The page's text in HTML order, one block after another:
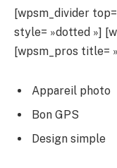
[wpsm_divider
style= »dotted »]
[wpsm_pros title=
Appareil photo
Bon GPS
Design simple